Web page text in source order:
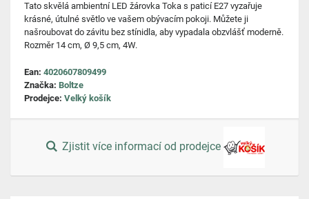
Tato skvělá ambientní LED žárovka Toka s paticí E27 vyzařuje
krásné, útulné světlo ve vašem obývacím pokoji. Můžete ji
našroubovat do závitu bez stínidla, aby vypadala obzvlášť moderně.
Rozměr 14 cm, Ø 9,5 cm, 4W.
Ean: 4020607809499
Značka: Boltze
Prodejce: Velký košík
Zjistit více informací od prodejce